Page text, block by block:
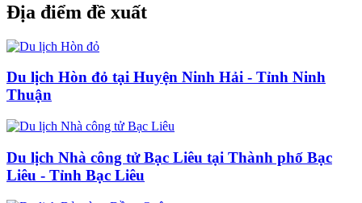
Địa điểm đề xuất
Du lịch Hòn đỏ tại Huyện Ninh Hải - Tỉnh Ninh
Thuận
Du lịch Nhà công tử Bạc Liêu tại Thành phố Bạc
Liêu - Tỉnh Bạc Liêu